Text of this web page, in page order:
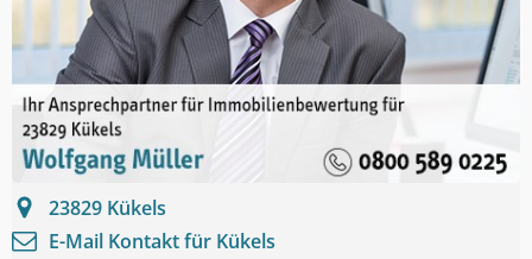
23829 Kükels
E-Mail Kontakt für Kükels